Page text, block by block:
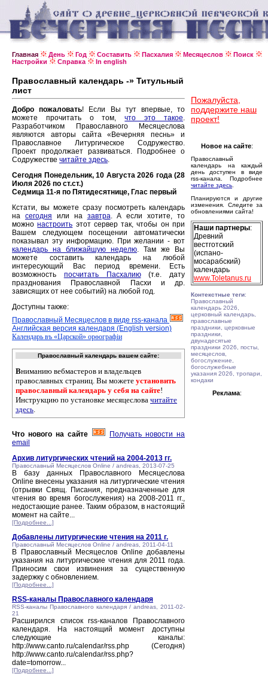
Главная День Год Составить Пасхалия Месяцеслов
Поиск
Настройки
Справка In english
Православный календарь -» Титульный
лист
Добро пожаловать! Если Вы тут впервые, то
можете прочитать о том,что это такое.
Разработчиком Православного Месяцеслова
являются авторы сайта «Вечерняя песнь» и
Православное Литургическое Содружество.
Проект продолжает развиваться. Подробнее о
Содружестве читайте здесь.
Сегодня Понедельник, 10 Августа 2026 года (28
Июля 2026 по ст.ст.)
Седмица 11-я по Пятидесятнице, Глас первый
Кстати, вы можете сразу посмотреть календарь
на сегодня или на завтра. А если хотите, то
можнонастроить этот сервер так, чтобы он при
Вашем следующем посещении автоматически
показывал эту информацию. При желании - вот
календарь на ближайшую неделю. Там же Вы
можете составить календарь на любой
интересующий Вас период времени. Есть
возможность посчитать Пасхалию(т.е. дату
празднования Православной Пасхи и др.
зависящих от нее событий) на любой год.
Доступны также:
Православный Месяцеслов в виде rss-канала
Английская версия календаря (English version)
Календарь въ «Царской» орѳографiи
Православный календарь вашем сайте:
Вниманию вебмастеров и владельцев
православных страниц. Вы можете установить
православный календарь у себя на сайте!
Инструкцию по установке месяцеслова читайте
здесь.
Что нового на сайте
Получать новости на
email
Архив литургических чтений на 2004-2013 гг.
Православный Месяцеслов Online / andreas, 2013-07-25
В базу данных Православного Месяцеслова
Online внесены указания на литургические чтения
(отрывки Свящ. Писания, предназначенные для
чтения во время богослужения) на 2008-2011 гг.,
недостающие ранее. Таким образом, в настоящий
момент на сайте...
[Подробнее...]
Добавлены литургические чтения на 2011 г.
Православный Месяцеслов Online / andreas, 2011-04-11
В Православный Месяцеслов Online добавлены
указания на литургические чтения для 2011 года.
Приносим свои извинения за существенную
задержку с обновлением.
[Подробнее...]
RSS-каналы Православного календаря
RSS-каналы Православного календаря / andreas, 2011-02-
21
Расширился список rss-каналов Православного
календаря. На настоящий момент доступны
следующие каналы:
http://www.canto.ru/calendar/rss.php (Сегодня)
http://www.canto.ru/calendar/rss.php?
date=tomorrow...
[Подробнее...]
Пожалуйста,
поддержите наш
проект!
Новое на сайте:
Православный
календарь на каждый
день доступен в виде
rss-канала. Подробнее
читайте здесь
Планируются и другие
изменения. Следите за
обновлениями сайта!
Наши партнеры:
Древний
вестготский
(испано-
мосарабский)
календарь
www.Toletanus.ru
Контекстные теги:
Православный
календарь 2026,
церковный календарь,
православные
праздники, церковные
праздники,
двунадесятые
праздники 2026, посты,
месяцеслов,
богослужение,
богослужебные
указания 2026, тропари,
кондаки
Реклама: